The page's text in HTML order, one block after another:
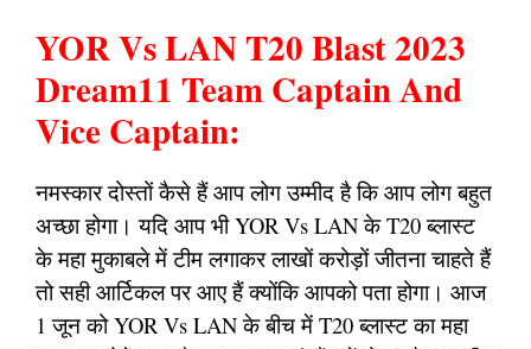
YOR Vs LAN T20 Blast 2023
Dream11 Team Captain And
Vice Captain:
नमस्कार दोस्तों कैसे हैं आप लोग उम्मीद है कि आप लोग बहुत
अच्छा होगा। यदि आप भी YOR Vs LAN के T20 ब्लास्ट
के महा मुकाबले में टीम लगाकर लाखों करोड़ों जीतना चाहते हैं
तो सही आर्टिकल पर आए हैं क्योंकि आपको पता होगा। आज
1 जून को YOR Vs LAN के बीच में T20 ब्लास्ट का महा